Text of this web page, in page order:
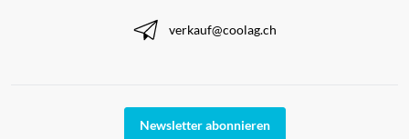
verkauf@coolag.ch
Newsletter abonnieren